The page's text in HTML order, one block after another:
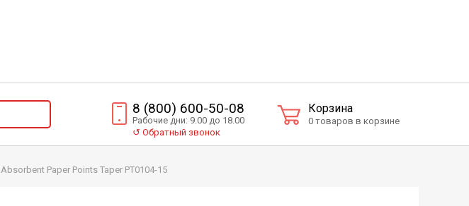
8 (800) 600-50-08
Рабочие дни: 9.00 до 18.00
↺ Обратный звонок
Корзина
0 товаров в корзине
Absorbent Paper Points Taper PT0104-15